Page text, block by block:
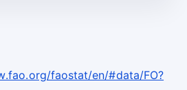
faostat/en/#data/FO?